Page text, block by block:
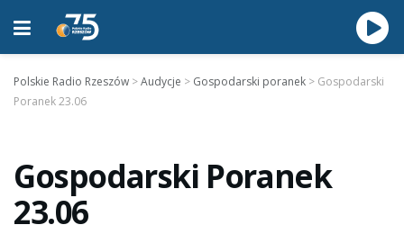
Polskie Radio Rzeszów >Audycje > Gospodarski poranek > Gospodarski
Poranek 23.06
Gospodarski Poranek
23.06